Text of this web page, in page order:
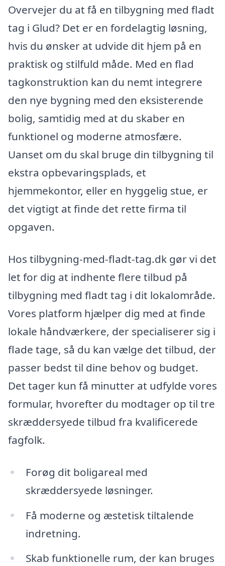
Overvejer du at få en tilbygning med fladt
tag i Glud? Det er en fordelagtig løsning,
hvis du ønsker at udvide dit hjem på en
praktisk og stilfuld måde. Med en flad
tagkonstruktion kan du nemt integrere
den nye bygning med den eksisterende
bolig, samtidig med at du skaber en
funktionel og moderne atmosfære.
Uanset om du skal bruge din tilbygning til
ekstra opbevaringsplads, et
hjemmekontor, eller en hyggelig stue, er
det vigtigt at finde det rette firma til
opgaven.
Hos tilbygning-med-fladt-tag.dk gør vi det
let for dig at indhente flere tilbud på
tilbygning med fladt tag i dit lokalområde.
Vores platform hjælper dig med at finde
lokale håndværkere, der specialiserer sig i
flade tage, så du kan vælge det tilbud, der
passer bedst til dine behov og budget.
Det tager kun få minutter at udfylde vores
formular, hvorefter du modtager op til tre
skræddersyede tilbud fra kvalificerede
fagfolk.
Forøg dit boligareal med
skræddersyede løsninger.
Få moderne og æstetisk tiltalende
indretning.
Skab funktionelle rum, der kan bruges